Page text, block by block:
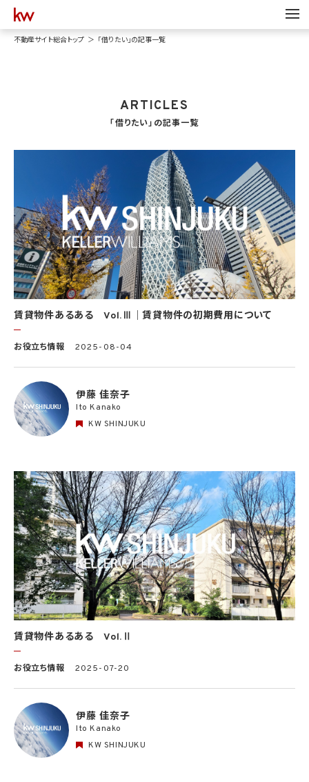
不動産サイト総合トップ 「借りたい」の記事一覧
ARTICLES
「借りたい」の記事一覧
賃貸物件あるある Vol.Ⅲ｜賃貸物件の初期費用について
お役立ち情報 2025-08-04
伊藤 佳奈子
Ito Kanako
KW SHINJUKU
賃貸物件あるある Vol.Ⅱ
お役立ち情報 2025-07-20
伊藤 佳奈子
Ito Kanako
KW SHINJUKU